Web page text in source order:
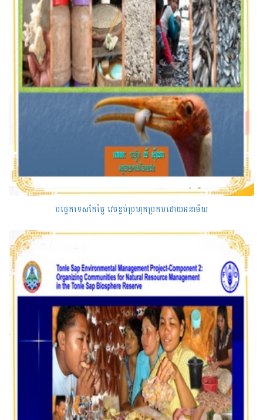
បច្ចេកទេសកែច្នៃ វេចខ្ចប់ប្រហុកប្រកបដោយអនាម័យ